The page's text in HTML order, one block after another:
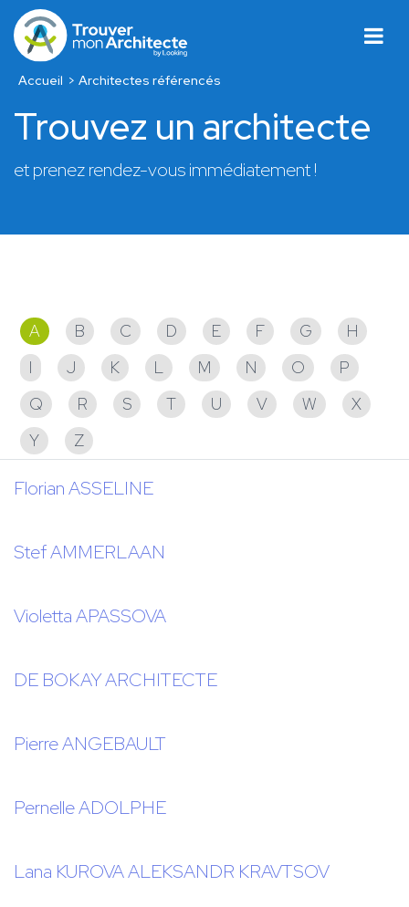
Accueil Architectes référencés
Trouvez un architecte
et prenez rendez-vous immédiatement !
A B C D E F G
H
I
J K L M N O
P
Q
R S T U V W
X
Y
Z
Florian ASSELINE
Stef AMMERLAAN
Violetta APASSOVA
DE BOKAY ARCHITECTE
Pierre ANGEBAULT
Pernelle ADOLPHE
Lana KUROVA ALEKSANDR KRAVTSOV